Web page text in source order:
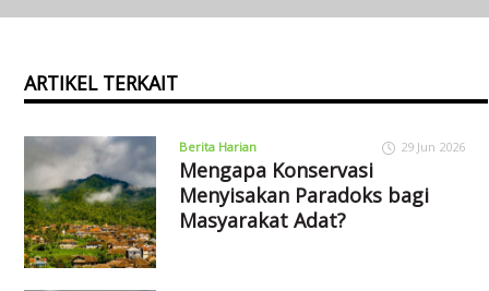
ARTIKEL TERKAIT
Berita Harian 29 Jun 2026
Mengapa Konservasi
Menyisakan Paradoks bagi
Masyarakat Adat?